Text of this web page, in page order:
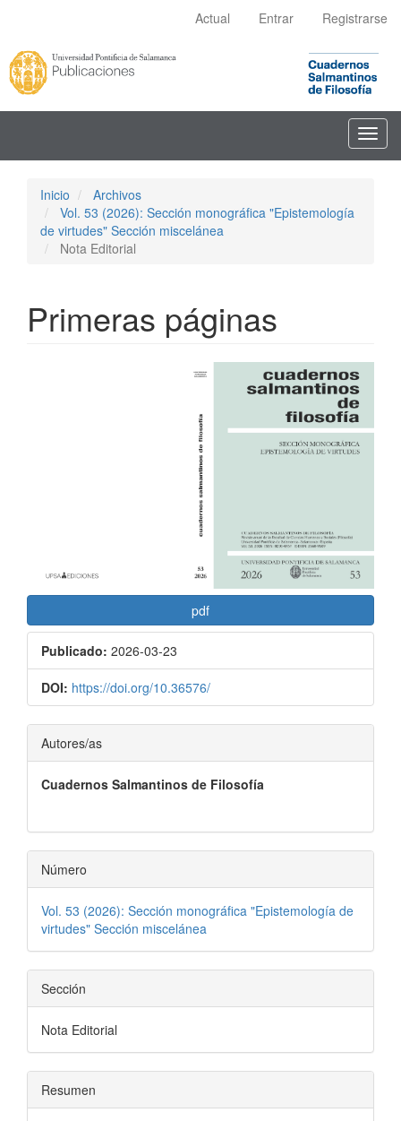
principal
Barra
lateral
Actual Entrar Registrarse
Inicio
Archivos
Vol. 53 (2026): Sección monográfica "Epistemología
de virtudes" Sección miscelánea
Nota Editorial
Primeras páginas
pdf
Publicado: 2026-03-23
DOI: https://doi.org/10.36576/
Contenido
principal
del
artículo
Autores/as
Cuadernos Salmantinos de Filosofía
Número
Vol. 53 (2026): Sección monográfica "Epistemología de
virtudes" Sección miscelánea
Sección
Nota Editorial
Resumen